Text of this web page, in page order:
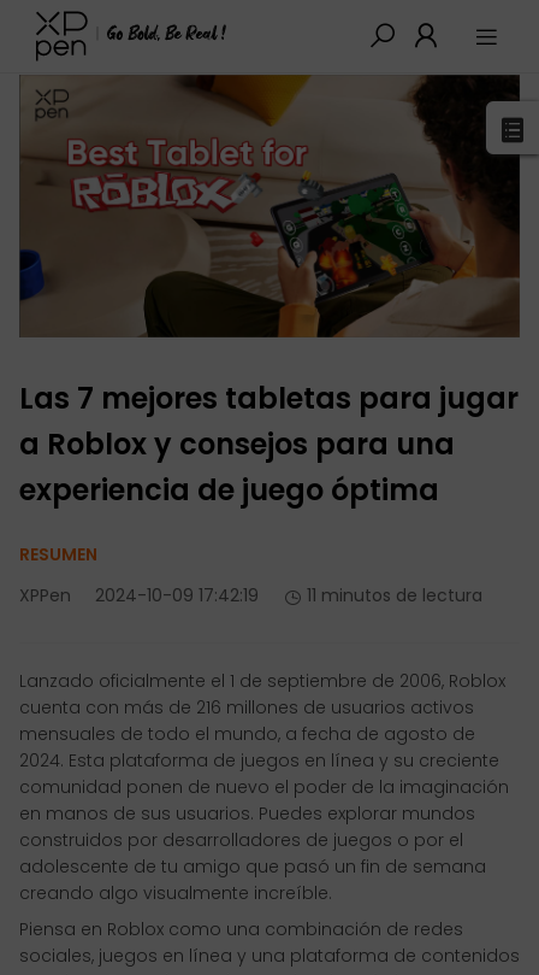
XPPen > Blog > Guías de Compra Detalles
Las 7 mejores tabletas para jugar
a Roblox y consejos para una
experiencia de juego óptima
RESUMEN
XPPen
2024-10-09 17:42:19 11 minutos de lectura
Lanzado oficialmente el 1 de septiembre de 2006, Roblox
cuenta con más de 216 millones de usuarios activos
mensuales de todo el mundo, a fecha de agosto de
2024. Esta plataforma de juegos en línea y su creciente
comunidad ponen de nuevo el poder de la imaginación
en manos de sus usuarios. Puedes explorar mundos
construidos por desarrolladores de juegos o por el
adolescente de tu amigo que pasó un fin de semana
creando algo visualmente increíble.
Piensa en Roblox como una combinación de redes
sociales, juegos en línea y una plataforma de contenidos